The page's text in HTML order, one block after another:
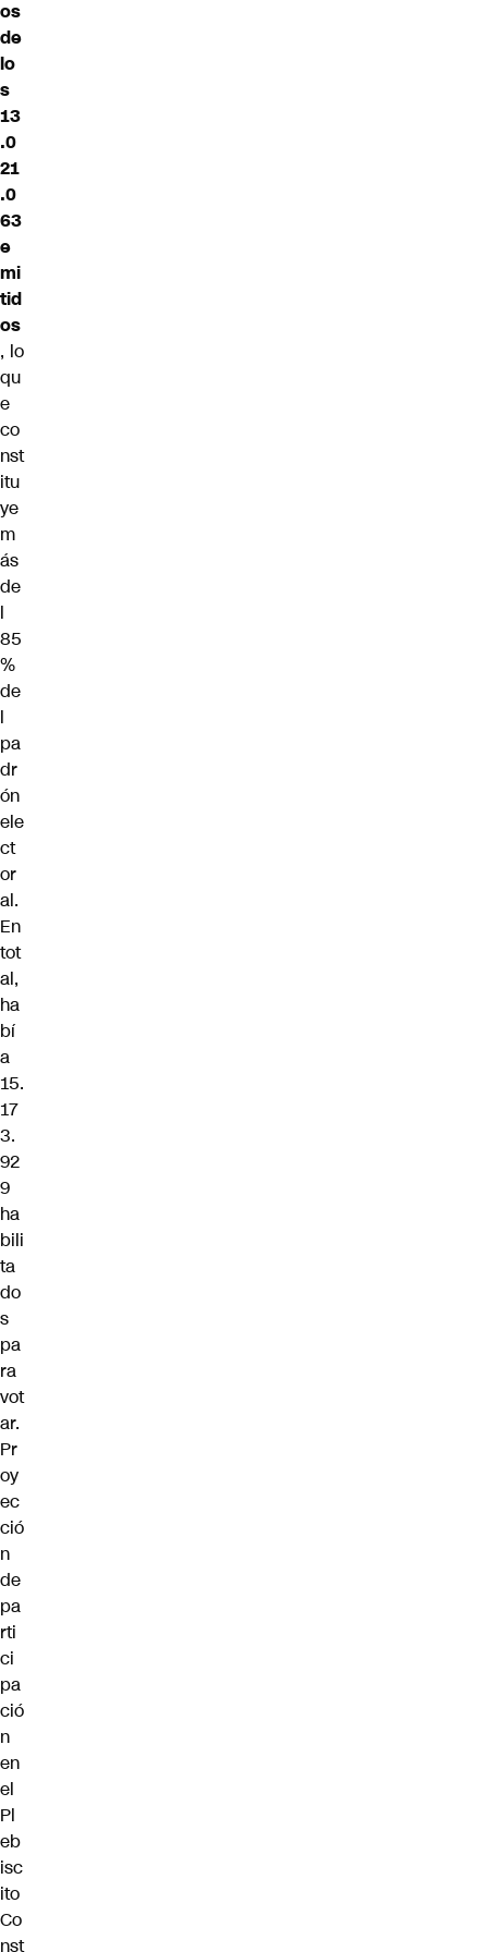
os
de
lo
s
13
.0
21
.0
63
e
mi
tid
os
, lo
qu
e
co
nst
itu
ye
m
ás
de
l
85
%
de
l
pa
dr
ón
ele
ct
or
al.
En
tot
al,
ha
bí
a
15.
17
3.
92
9
ha
bili
ta
do
s
pa
ra
vot
ar.
Pr
oy
ec
ció
n
de
pa
rti
ci
pa
ció
n
en
el
Pl
eb
isc
ito
Co
nst